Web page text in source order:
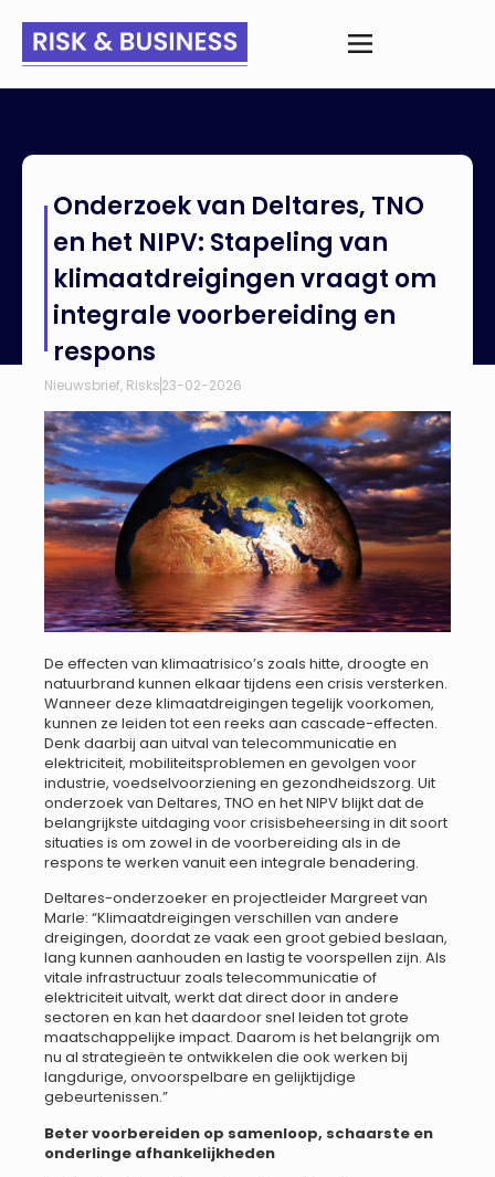
Stapeling van klimaatdreigingen vraagt om integrale
Onderzoek van Deltares, TNO
en het NIPV: Stapeling van
klimaatdreigingen vraagt om
integrale voorbereiding en
respons
Nieuwsbrief, Risks23-02-2026
De effecten van klimaatrisico’s zoals hitte, droogte en
natuurbrand kunnen elkaar tijdens een crisis versterken.
Wanneer deze klimaatdreigingen tegelijk voorkomen,
kunnen ze leiden tot een reeks aan cascade-effecten.
Denk daarbij aan uitval van telecommunicatie en
elektriciteit, mobiliteitsproblemen en gevolgen voor
industrie, voedselvoorziening en gezondheidszorg. Uit
onderzoek van Deltares, TNO en het NIPV blijkt dat de
belangrijkste uitdaging voor crisisbeheersing in dit soort
situaties is om zowel in de voorbereiding als in de
respons te werken vanuit een integrale benadering.
Deltares-onderzoeker en projectleider Margreet van
Marle: “Klimaatdreigingen verschillen van andere
dreigingen, doordat ze vaak een groot gebied beslaan,
lang kunnen aanhouden en lastig te voorspellen zijn. Als
vitale infrastructuur zoals telecommunicatie of
elektriciteit uitvalt, werkt dat direct door in andere
sectoren en kan het daardoor snel leiden tot grote
maatschappelijke impact. Daarom is het belangrijk om
nu al strategieën te ontwikkelen die ook werken bij
langdurige, onvoorspelbare en gelijktijdige
gebeurtenissen.”
Beter voorbereiden op samenloop, schaarste en
onderlinge afhankelijkheden